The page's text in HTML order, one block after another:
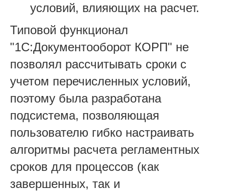
условий, влияющих на расчет.
Типовой функционал
"1С:Документооборот КОРП" не
позволял рассчитывать сроки с
учетом перечисленных условий,
поэтому была разработана
подсистема, позволяющая
пользователю гибко настраивать
алгоритмы расчета регламентных
сроков для процессов (как
завершенных, так и